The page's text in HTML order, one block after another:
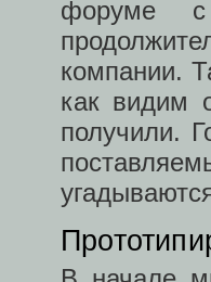
форуме с
компании.
как видим
получили.